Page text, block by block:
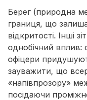
Берег (природна
границя, що
відкритості. Інші
однобічний вплив:
офіцери
зауважити, що
«напівпрозору»
посідаючи